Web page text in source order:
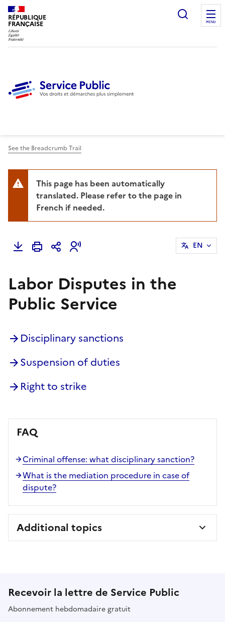
RÉPUBLIQUE
FRANÇAISE
Ouvrir
MENU
See the Breadcrumb Trail
This page has been automatically
translated. Please refer to the page in
French if needed.
EN
Labor Disputes in the
Public Service
Disciplinary sanctions
Suspension of duties
Right to strike
FAQ
Criminal offense: what disciplinary sanction?
What is the mediation procedure in case of
dispute?
Additional topics
Recevoir la lettre de Service Public
Abonnement hebdomadaire gratuit